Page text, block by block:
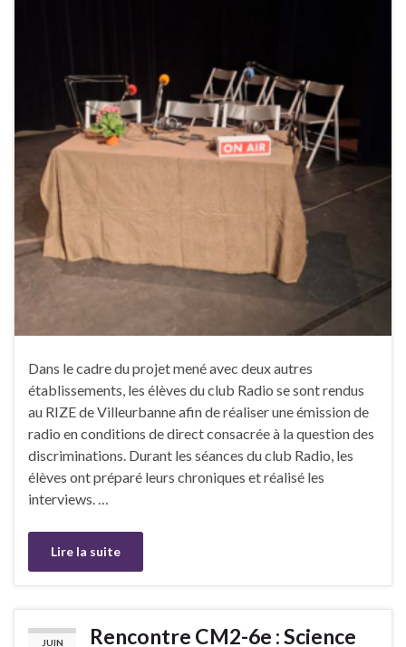
Dans le cadre du projet mené avec deux autres
établissements, les élèves du club Radio se sont rendus
au RIZE de Villeurbanne afin de réaliser une émission de
radio en conditions de direct consacrée à la question des
discriminations. Durant les séances du club Radio, les
élèves ont préparé leurs chroniques et réalisé les
interviews. …
Lire la suite
JUIN Rencontre CM2-6e : Science